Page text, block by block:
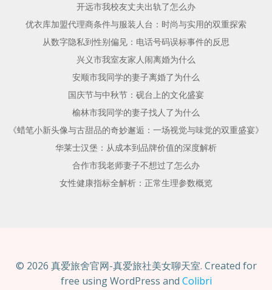
开远市我校友丈夫出轨了怎么办
优衣库加盟代理商条件与服装人台：时尚与实用的双重探索
从数字隐私到性别偏见：电话号码误标事件的反思
兴义市我室友家人闹离婚为什么
安顺市我同学的妻子离婚了为什么
国庆节与中秋节：砚台上的文化盛宴
榆林市我同学的妻子找人了为什么
《蜡笔小新头像与古甜品的奇妙邂逅：一场视觉与味觉的双重盛宴》
华莱士汉堡：从成本到品牌价值的深度解析
合作市我老师妻子不想过了怎么办
女性健康指标全解析：正常生理参数概览
© 2026 真爱旅舍官网-真爱旅社美女聊天室. Created for
free using WordPress and Colibri